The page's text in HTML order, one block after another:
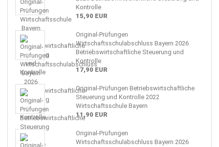
Kontrolle
15,90 EUR
Original-Prüfungen
Wirtschaftsschulabschluss Bayern 2026
Betriebswirtschaftliche Steuerung und
Kontrolle
17,90 EUR
Original-Prüfungen Betriebswirtschaftliche
Steuerung und Kontrolle 2022
Wirtschaftsschule Bayern
11,90 EUR
Original-Prüfungen
Wirtschaftsschulabschluss Bayern 2026